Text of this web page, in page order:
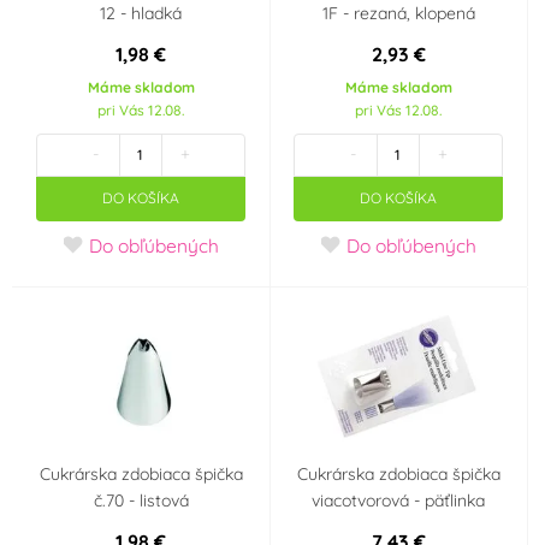
12 - hladká
1,98 €
Máme skladom
pri Vás 12.08.
- +
DO KOŠÍKA
Do obľúbených
1F - rezaná, klopená
2,93 €
Máme skladom
pri Vás 12.08.
- +
DO KOŠÍKA
Do obľúbených
Cukrárska zdobiaca špička
č.70 - listová
Cukrárska zdobiaca špička
viacotvorová - päťlinka